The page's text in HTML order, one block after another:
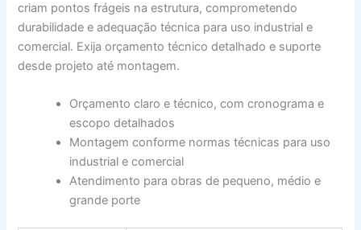
criam pontos frágeis na estrutura, comprometendo
durabilidade e adequação técnica para uso industrial e
comercial. Exija orçamento técnico detalhado e suporte
desde projeto até montagem.
Orçamento claro e técnico, com cronograma e
escopo detalhados
Montagem conforme normas técnicas para uso
industrial e comercial
Atendimento para obras de pequeno, médio e
grande porte